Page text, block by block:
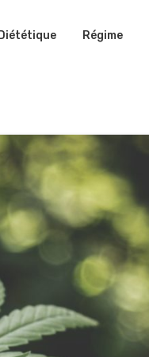
Diététique Régime